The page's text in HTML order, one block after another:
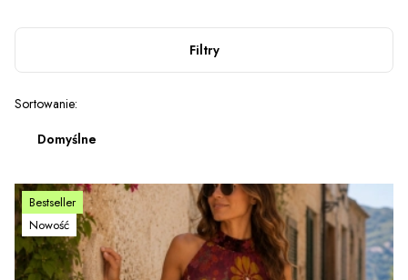
Filtry
Lista produktów
Sortowanie:
Domyślne
Bestseller
Nowość